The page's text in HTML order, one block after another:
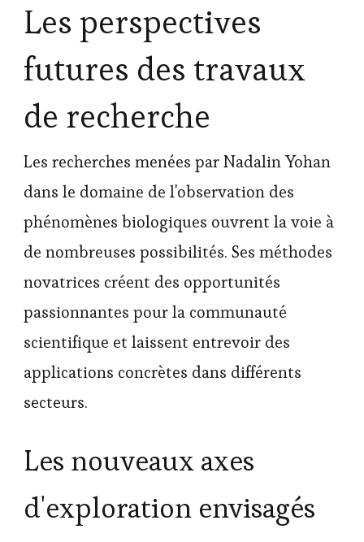
Les perspectives
futures des travaux
de recherche
Les recherches menées par Nadalin Yohan
dans le domaine de l'observation des
phénomènes biologiques ouvrent la voie à
de nombreuses possibilités. Ses méthodes
novatrices créent des opportunités
passionnantes pour la communauté
scientifique et laissent entrevoir des
applications concrètes dans différents
secteurs.
Les nouveaux axes
d'exploration envisagés